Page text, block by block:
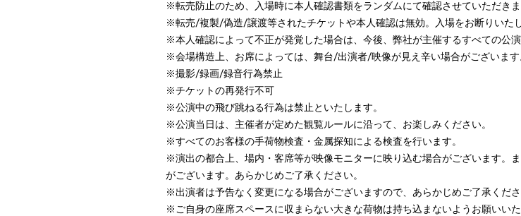
※転売防止のため、入場時に本人確認書類をランダムにて確認させていただきま
※転売/複製/偽造/譲渡等されたチケットや本人確認は無効。入場をお断りいた
※本人確認によって不正が発覚した場合は、今後、弊社が主催するすべての公
※会場構造上、お席によっては、舞台/出演者/映像が見え辛い場合がございます
※撮影/録画/録音行為禁止
※チケットの再発行不可
※公演中の飛び跳ねる行為は禁止といたします。
※公演当日は、主催者が定めた観覧ルールに沿って、お楽しみください。
※すべてのお客様の手荷物検査・金属探知による検査を行います。
※演出の都合上、場内・客席等が映像モニターに映り込む場合がございます。
がございます。あらかじめご了承ください。
※出演者は予告なく変更になる場合がございますので、あらかじめご了承くださ
※ご自身の座席スペースに収まらない大きな荷物は持ち込まないようお願いいた